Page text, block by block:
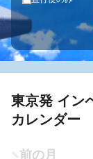
東京発 イン
カレンダー